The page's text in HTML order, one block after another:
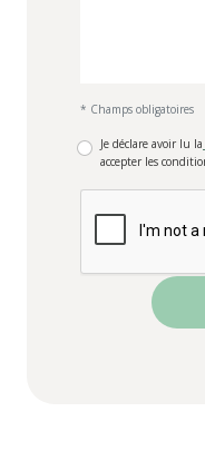
* Champs obligatoires
Je déclare avoir lu la
accepter les